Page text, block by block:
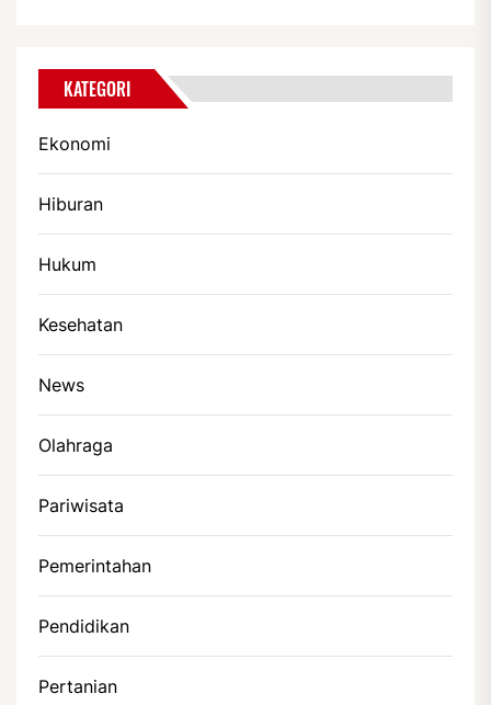
KATEGORI
Ekonomi
Hiburan
Hukum
Kesehatan
News
Olahraga
Pariwisata
Pemerintahan
Pendidikan
Pertanian